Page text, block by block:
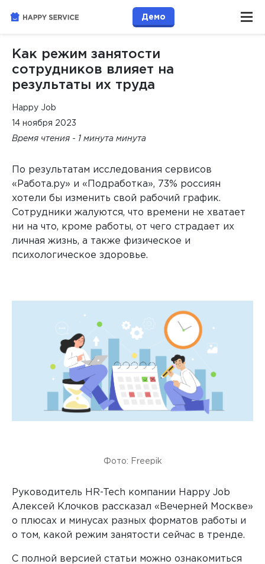
Демо
Как режим занятости
сотрудников влияет на
результаты их труда
Happy Job
14 ноября 2023
Время чтения - 1 минута минута
По результатам исследования сервисов
«Работа.ру» и «Подработка», 73% россиян
хотели бы изменить свой рабочий график.
Сотрудники жалуются, что времени не хватает
ни на что, кроме работы, от чего страдает их
личная жизнь, а также физическое и
психологическое здоровье.
Фото: Freepik
Руководитель HR-Tech компании Happy Job
Алексей Клочков рассказал «Вечерней Москве»
о плюсах и минусах разных форматов работы и
о том, какой режим занятости сейчас в тренде.
С полной версией статьи можно ознакомиться